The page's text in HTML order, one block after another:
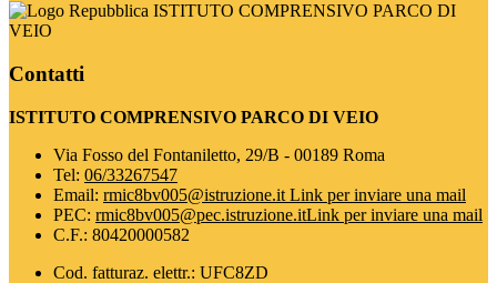
ISTITUTO COMPRENSIVO PARCO DI
VEIO
Contatti
ISTITUTO COMPRENSIVO PARCO DI VEIO
Via Fosso del Fontaniletto, 29/B - 00189 Roma
Tel: 06/33267547
Email: rmic8bv005@istruzione.it Link per inviare una mail
PEC: rmic8bv005@pec.istruzione.itLink per inviare una mail
C.F.: 80420000582
Cod. fatturaz. elettr.: UFC8ZD